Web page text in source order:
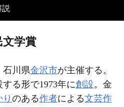
文学賞
石川県金沢市が主催する。
する形で1973年に創設。金
り のある作者による文芸作